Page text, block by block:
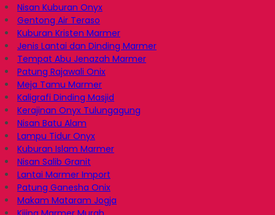
Nisan Kuburan Onyx
Gentong Air Teraso
Kuburan Kristen Marmer
Jenis Lantai dan Dinding Marmer
Tempat Abu Jenazah Marmer
Patung Rajawali Onix
Meja Tamu Marmer
Kaligrafi Dinding Masjid
Kerajinan Onyx Tulungagung
Nisan Batu Alam
Lampu Tidur Onyx
Kuburan Islam Marmer
Nisan Salib Granit
Lantai Marmer Import
Patung Ganesha Onix
Makam Mataram Jogja